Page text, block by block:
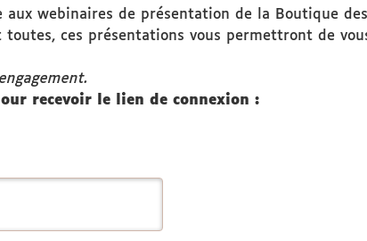
aux webinaires de présentation de la Boutique
toutes, ces présentations vous permettront de
recevoir le lien de connexion :